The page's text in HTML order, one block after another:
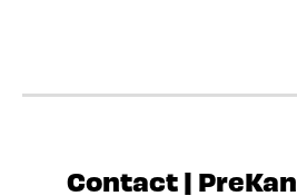
Contact | PreKan